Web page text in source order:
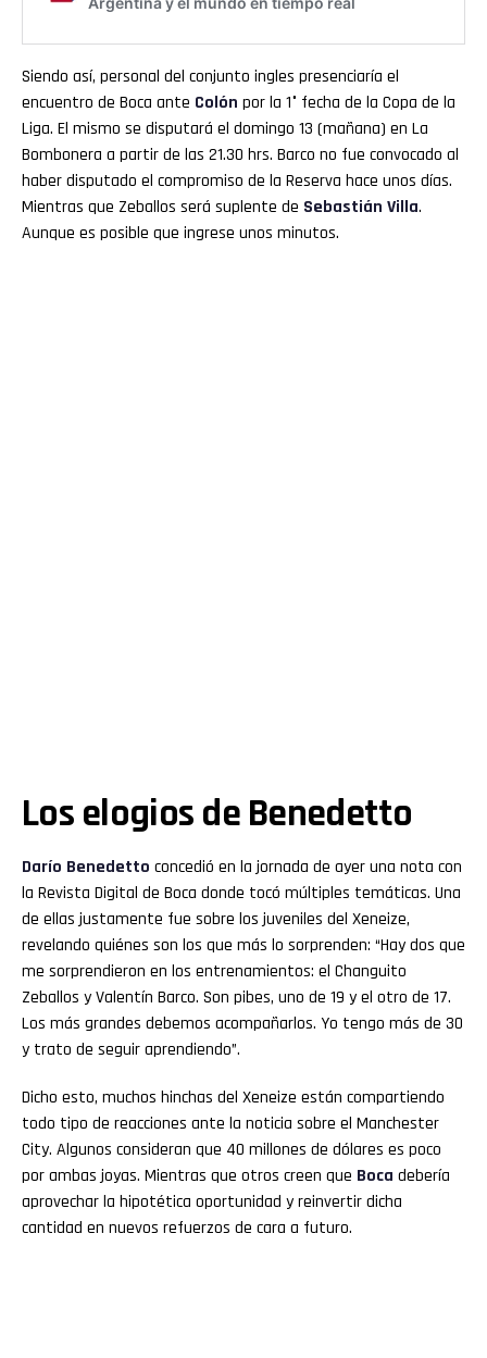
Siendo así, personal del conjunto ingles presenciaría el
encuentro de Boca ante Colón por la 1° fecha de la Copa de la
Liga. El mismo se disputará el domingo 13 (mañana) en La
Bombonera a partir de las 21.30 hrs. Barco no fue convocado al
haber disputado el compromiso de la Reserva hace unos días.
Mientras que Zeballos será suplente de Sebastián Villa.
Aunque es posible que ingrese unos minutos.
Los elogios de Benedetto
Darío Benedetto concedió en la jornada de ayer una nota con
la Revista Digital de Boca donde tocó múltiples temáticas. Una
de ellas justamente fue sobre los juveniles del Xeneize,
revelando quiénes son los que más lo sorprenden: “Hay dos que
me sorprendieron en los entrenamientos: el Changuito
Zeballos y Valentín Barco. Son pibes, uno de 19 y el otro de 17.
Los más grandes debemos acompañarlos. Yo tengo más de 30
y trato de seguir aprendiendo”.
Dicho esto, muchos hinchas del Xeneize están compartiendo
todo tipo de reacciones ante la noticia sobre el Manchester
City. Algunos consideran que 40 millones de dólares es poco
por ambas joyas. Mientras que otros creen que Boca debería
aprovechar la hipotética oportunidad y reinvertir dicha
cantidad en nuevos refuerzos de cara a futuro.